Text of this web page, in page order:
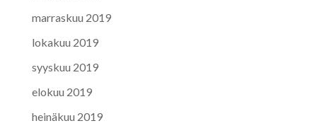
marraskuu 2019
lokakuu 2019
syyskuu 2019
elokuu 2019
heinäkuu 2019